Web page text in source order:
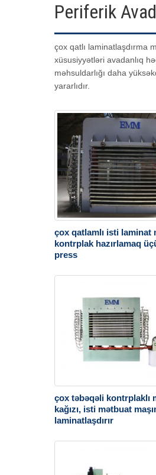
Periferik
çox qatlı laminatlaşdırma
xüsusiyyətləri avadanlıq
məhsuldarlığı daha
yararlıdır.
çox qatlamlı isti laminat
kontrplak hazırlamaq
press
çox təbəqəli kontrplaklı
kağızı, isti mətbuat
laminatlaşdırır